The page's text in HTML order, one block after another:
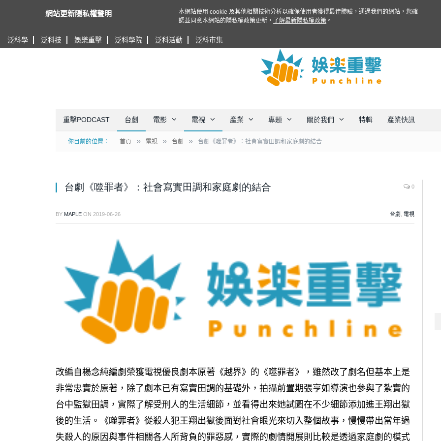
泛科學 泛科技 娛樂重擊 泛科學院 泛科活動 泛科市集
重擊PODCAST 台劇 電影 電視 產業 專題 關於我們 特輯 產業快訊
你目前的位置： 首頁 » 電視 » 台劇 » 台劇《噬罪者》：社會寫實田調和家庭劇的結合
台劇《噬罪者》：社會寫實田調和家庭劇的結合 0
BY MAPLE ON 2019-06-26 台劇 電視
改編自楊念純編劇榮獲電視優良劇本原著《越界》的《噬罪者》，雖然改了劇名但基本上是
非常忠實於原著，除了劇本已有寫實田調的基礎外，拍攝前置期張亨如導演也參與了紮實的
台中監獄田調，實際了解受刑人的生活細節，並看得出來她試圖在不少細節添加進王翔出獄
後的生活。《噬罪者》從殺人犯王翔出獄後面對社會眼光來切入整個故事，慢慢帶出當年過
失殺人的原因與事件相關各人所背負的罪惡感，實際的劇情開展則比較是透過家庭劇的模式
網站更新隱私權聲明
本網站使用 cookie 及其他相關技術分析以確保使用者獲得最佳體驗，通過我們的網站，您確
認並同意本網站的隱私權政策更新，
了解最新隱私權政策 。